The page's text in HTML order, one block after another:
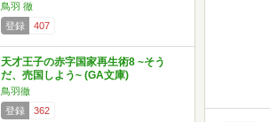
鳥羽 徹
登録
407
天才王子の赤字国家再生術8 ~そう
だ、売国しよう~ (GA文庫)
鳥羽徹
登録
362